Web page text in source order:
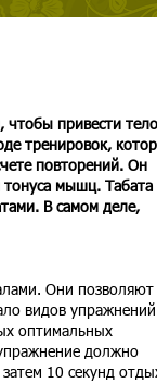
чтобы привести
тренировок,
повторений. Он
мышц. Табата
В самом деле,
Они позволяют
видов упражнений
оптимальных
должно
10 секунд